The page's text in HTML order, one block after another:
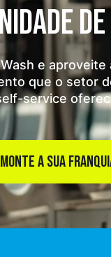
e
que o setor
service
MONTE A SUA